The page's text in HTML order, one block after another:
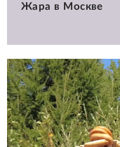
Жара в Москве